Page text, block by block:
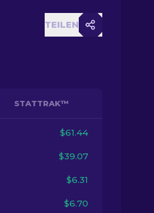
TEILEN
STATTRAK™
$61.44
$39.07
$6.31
$6.70